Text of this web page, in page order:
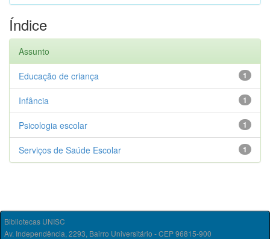
Índice
Assunto
1
Educação de criança
1
Infância
1
Psicologia escolar
1
Serviços de Saúde Escolar
Bibliotecas UNISC
Av. Independência, 2293, Bairro Universitário - CEP 96815-900